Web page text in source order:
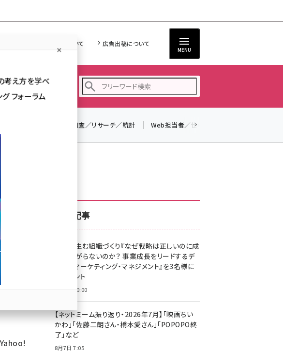
Web担について 広告出稿について
MENU
ベント から探す
z世代 (1623)
meo (1277)
llmo (1166)
調査／リサーチ／統計 Web担当者／仕事
3.5件
の
新着記事
成果を生む組織づくり『なぜ戦略は正しいのに成
果があがらないのか？ 事業成長をリードするデ
ジタルマーケティング・マネジメント』を3名様に
プレゼント
8月7日 10:00
【ネットミーム振り返り・2026年7月】「映画ちい
かわ」「佐藤二朗さん・橋本愛さん」「POPOPO終
了」など
8月7日 7:05
考え方を学べ
フォーラム